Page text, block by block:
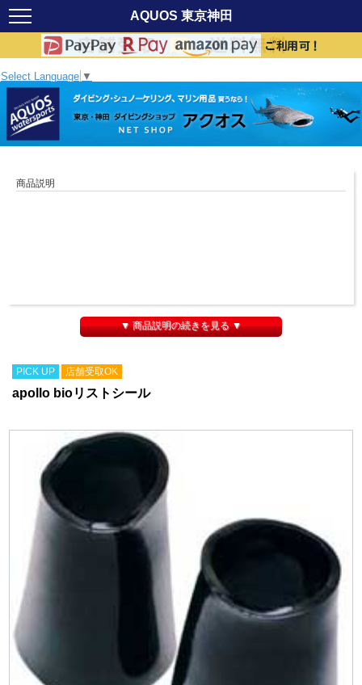
AQUOS 東京神田
Select Language ▼
商品説明
▼ 商品説明の続きを見る ▼
PICK UP 店舗受取OK
apollo bioリストシール